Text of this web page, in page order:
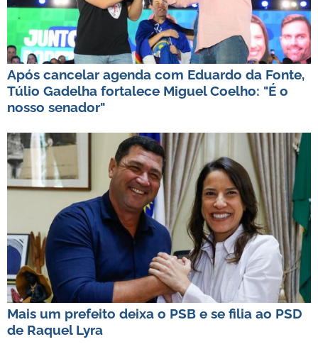
Após cancelar agenda com Eduardo da Fonte,
Túlio Gadelha fortalece Miguel Coelho: "É o
nosso senador"
Mais um prefeito deixa o PSB e se filia ao PSD
de Raquel Lyra